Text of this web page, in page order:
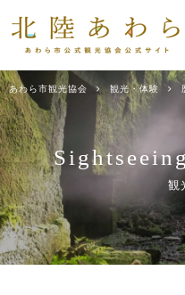
あわら市観光協会 観光・体験
観